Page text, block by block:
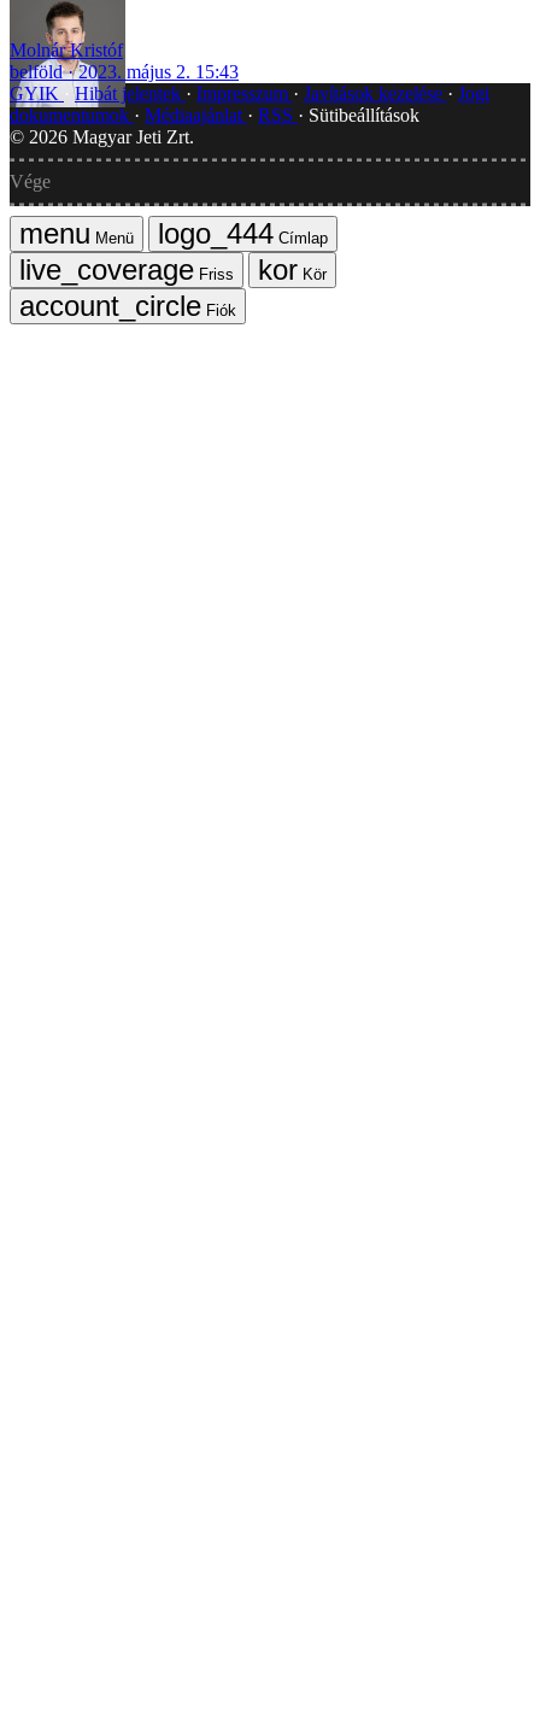
Molnár Kristóf
belföld
2023. május 2. 15:43
GYIK
Hibát jelentek Impresszum Javítások kezelése
Jogi
dokumentumok
Médiaajánlat RSS
Sütibeállítások
© 2026 Magyar Jeti Zrt.
Vége
Menü
Címlap
Friss
Kör
Fiók